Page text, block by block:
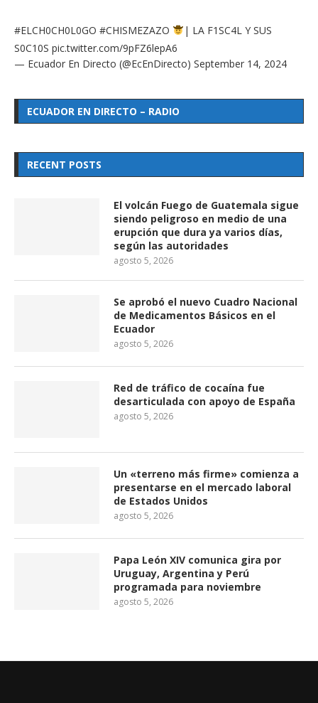
#ELCH0CH0L0GO #CHISMEZAZO
| LA F1SC4L Y SUS
S0C10S pic.twitter.com/9pFZ6lepA6
— Ecuador En Directo (@EcEnDirecto) September 14, 2024
ECUADOR EN DIRECTO – RADIO
RECENT POSTS
El volcán Fuego de Guatemala sigue
siendo peligroso en medio de una
erupción que dura ya varios días,
según las autoridades
agosto 5, 2026
Se aprobó el nuevo Cuadro Nacional
de Medicamentos Básicos en el
Ecuador
agosto 5, 2026
Red de tráfico de cocaína fue
desarticulada con apoyo de España
agosto 5, 2026
Un «terreno más firme» comienza a
presentarse en el mercado laboral
de Estados Unidos
agosto 5, 2026
Papa León XIV comunica gira por
Uruguay, Argentina y Perú
programada para noviembre
agosto 5, 2026